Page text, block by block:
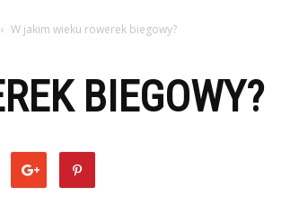
W jakim wieku rowerek biegowy?
BIEGOWY?